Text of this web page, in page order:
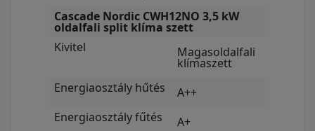
Cascade Nordic CWH12NO 3,5 kW
oldalfali split klíma szett
Kivitel
Magasoldalfali
klímaszett
Energiaosztály hűtés
A++
Energiaosztály fűtés
A+